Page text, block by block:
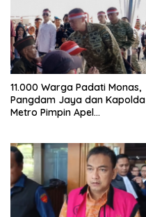
11.000 Warga Padati Monas,
Pangdam Jaya dan Kapolda
Metro Pimpin Apel